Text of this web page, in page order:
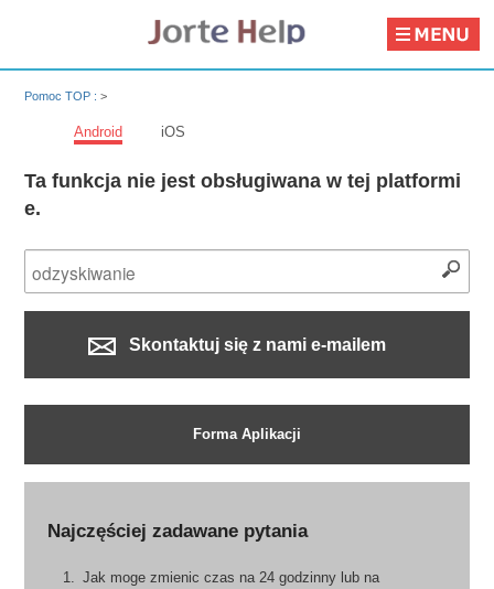
Pomoc TOP :>
Android iOS
Ta funkcja nie jest obsługiwana w tej platformi
e.
Skontaktuj się z nami e-mailem
Forma Aplikacji
Najczęściej zadawane pytania
Jak moge zmienic czas na 24 godzinny lub na